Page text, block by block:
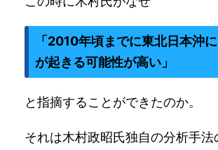
「2010年頃までに東北日本沖
が起きる可能性が高い」
と指摘することができたのか。
それは木村政昭氏独自の分析手